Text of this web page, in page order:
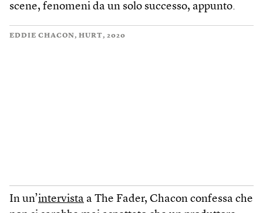
scene, fenomeni da un solo successo, appunto.
EDDIE CHACON, HURT, 2020
In un’intervista a The Fader, Chacon confessa che